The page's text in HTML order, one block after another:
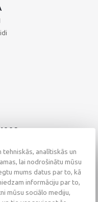
analītiskās un
lai nodrošinātu mūsu
mums datus par to, kā
informāciju par to,
mūsu sociālo mediju,